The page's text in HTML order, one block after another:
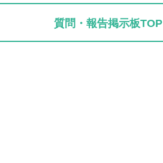
質問・報告掲示板TOP